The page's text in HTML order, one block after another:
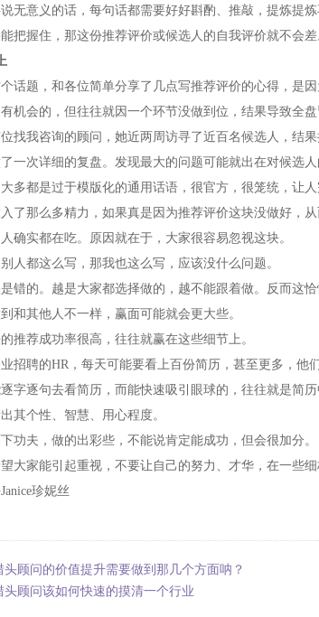
无意义的话，每句话都需要好好斟酌、推敲，提炼提炼
把握住，那这份推荐评价或候选人的自我评价就不会差
话题，和各位简单分享了几点写推荐评价的心得，是
机会的，但往往就因一个环节没做到位，结果导致全盘
找我咨询的顾问，她近两周访寻了近百名候选人，结
一次详细的复盘。发现最大的问题可能就出在对候选
多都是过于模版化的通用话语，很官方，很笼统，让人
了那么多精力，如果真是因为推荐评价这块没做好，
确实都在吃。原因就在于，大家很容易忽视这块。
人都这么写，那我也这么写，应该没什么问题。
错的。越是大家都选择做的，越不能跟着做。反而这
和其他人不一样，赢面可能就会更大些。
推荐成功率很高，往往就赢在这些细节上。
招聘的HR，每天可能要看上百份简历，甚至更多，他
字逐句去看简历，而能快速吸引眼球的，往往就是简
其个性、智慧、用心程度。
功夫，做的出彩些，不能说肯定能成功，但会很加分。
大家能引起重视，不要让自己的努力、才华，在一些
Janice珍妮丝
头顾问的价值提升需要做到那几个方面呐？
头顾问该如何快速的摸清一个行业